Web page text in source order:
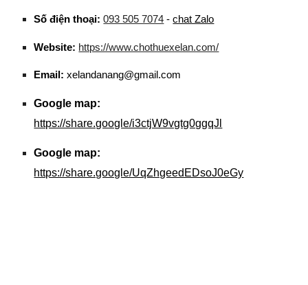
Số điện thoại: 093 505 7074 -chat Zalo
Website: https://www.chothuexelan.com/
Email: xelandanang@gmail.com
Google map:
https://share.google/i3ctjW9vgtg0ggqJl
Google map:
https://share.google/UqZhgeedEDsoJ0eGy